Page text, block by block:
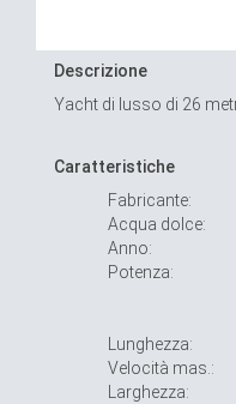
Descrizione
Yacht di lusso di 26
Caratteristiche
Fabricante:
Acqua dolce:
Anno:
Potenza:
Lunghezza:
Velocità mas.:
Larghezza: